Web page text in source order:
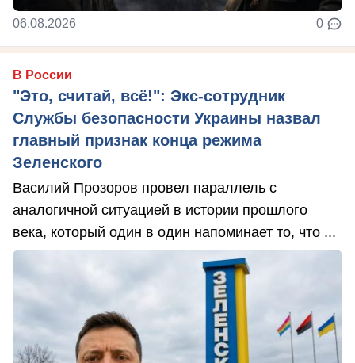
06.08.2026 0
В России
"Это, считай, всё!": Экс-сотрудник
Службы безопасности Украины назвал
главный признак конца режима
Зеленского
Василий Прозоров провел параллель с
аналогичной ситуацией в истории прошлого
века, который один в один напоминает то, что ...